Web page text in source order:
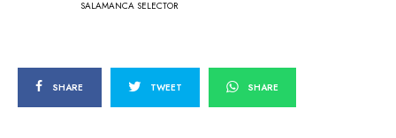
SALAMANCA SELECTOR
SHARE TWEET SHARE